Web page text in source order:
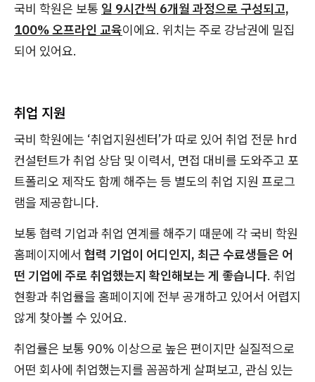
국비 학원은 보통 일 9시간씩 6개월 과정으로 구성되고,
100% 오프라인 교육이에요. 위치는 주로 강남권에 밀집
되어 있어요.
취업 지원
국비 학원에는 ‘취업지원센터’가 따로 있어 취업 전문 hrd
컨설턴트가 취업 상담 및 이력서, 면접 대비를 도와주고 포
트폴리오 제작도 함께 해주는 등 별도의 취업 지원 프로그
램을 제공합니다.
보통 협력 기업과 취업 연계를 해주기 때문에 각 국비 학원
홈페이지에서 협력 기업이 어디인지, 최근 수료생들은 어
떤 기업에 주로 취업했는지 확인해보는 게 좋습니다. 취업
현황과 취업률을 홈페이지에 전부 공개하고 있어서 어렵지
않게 찾아볼 수 있어요.
취업률은 보통 90% 이상으로 높은 편이지만 실질적으로
어떤 회사에 취업했는지를 꼼꼼하게 살펴보고, 관심 있는